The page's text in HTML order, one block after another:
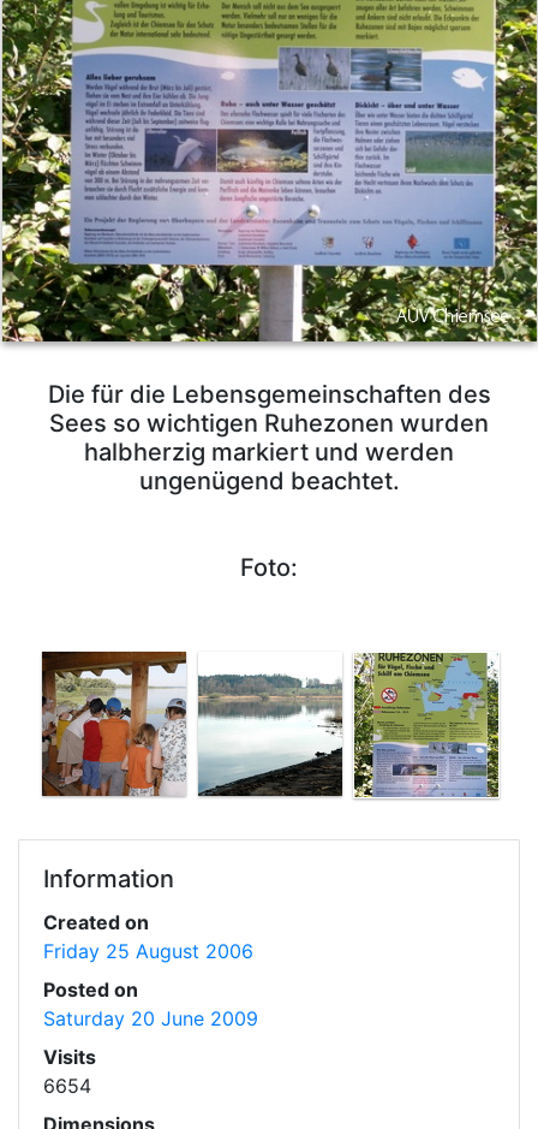
Die für die Lebensgemeinschaften des
Sees so wichtigen Ruhezonen wurden
halbherzig markiert und werden
ungenügend beachtet.
Foto:
Information
Created on
Friday 25 August 2006
Posted on
Saturday 20 June 2009
Visits
6654
Dimensions